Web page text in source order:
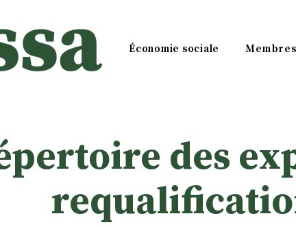
Économie sociale Membres
des